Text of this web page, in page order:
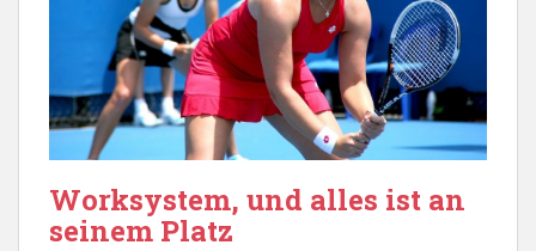
Worksystem, und alles ist an
seinem Platz